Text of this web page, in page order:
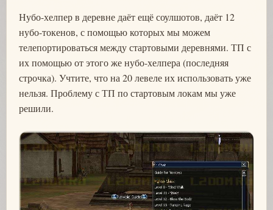
Нубо-хелпер в деревне даёт ещё соулшотов, даёт 12
нубо-токенов, с помощью которых мы можем
телепортироваться между стартовыми деревнями. ТП с
их помощью от этого же нубо-хелпера (последняя
строчка). Учтите, что на 20 левеле их использовать уже
нельзя. Проблему с ТП по стартовым локам мы уже
решили.